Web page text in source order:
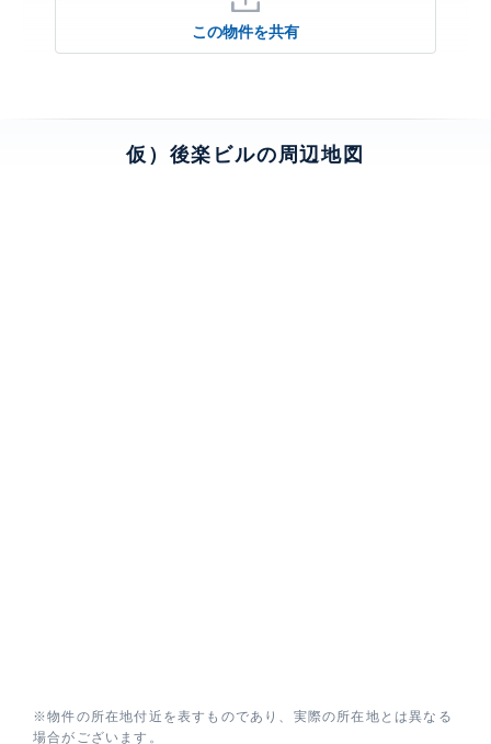
この物件を共有
仮）後楽ビルの周辺地図
※物件の所在地付近を表すものであり、実際の所在地とは異なる
場合がございます。